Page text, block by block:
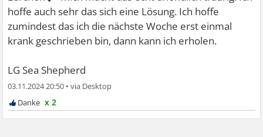
hoffe auch sehr das sich eine Lösung. Ich hoffe
zumindest das ich die nächste Woche erst einmal
krank geschrieben bin, dann kann ich erholen.
LG Sea Shepherd
03.11.2024 20:50 •
x 2